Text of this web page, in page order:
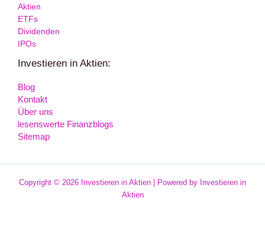
Aktien
ETFs
Dividenden
IPOs
Investieren in Aktien:
Blog
Kontakt
Über uns
lesenswerte Finanzblogs
Sitemap
Copyright © 2026 Investieren in Aktien | Powered by Investieren in
Aktien